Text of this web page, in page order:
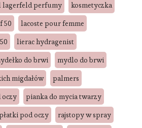
lagerfeld perfumy
kosmetyczka
50
lacoste pour femme
lierac hydragenist
do brwi
mydlo do brwi
migdałów
palmers
oczy
pianka do mycia twarzy
pod oczy
rajstopy w spray